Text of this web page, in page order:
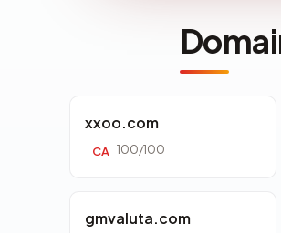
xxoo.com
CA 100/100
gmvaluta.com